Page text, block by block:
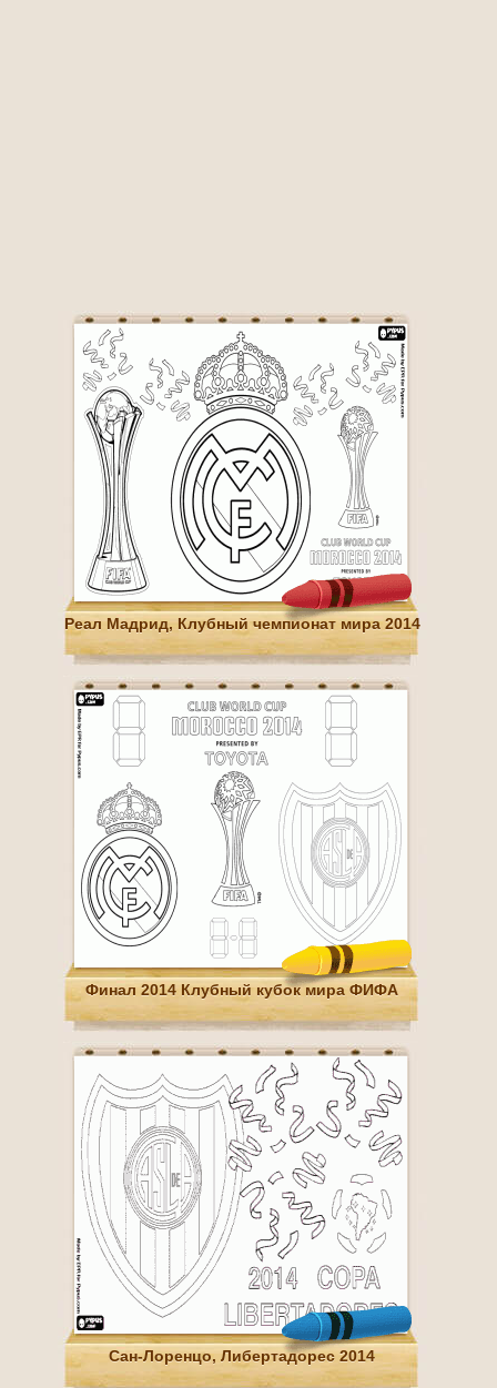
Реал Мадрид, Клубный чемпионат мира 2014
Финал 2014 Клубный кубок мира ФИФА
Сан-Лоренцо, Либертадорес 2014